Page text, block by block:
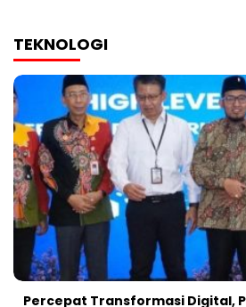
TEKNOLOGI
Percepat Transformasi Digital,